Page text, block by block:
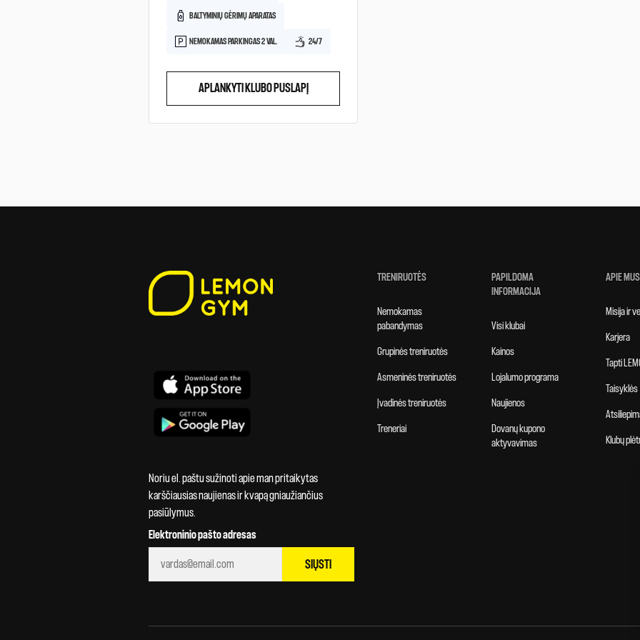
BALTYMINIŲ GĖRIMŲ APARATAS
NEMOKAMAS PARKINGAS 2 VAL. 24/7
APLANKYTI KLUBO PUSLAPĮ
Noriu el. paštu sužinoti apie man pritaikytas
karščiausias naujienas ir kvapą gniaužiančius
pasiūlymus.
Elektroninio pašto adresas
SIŲSTI
TRENIRUOTĖS
Nemokamas
pabandymas
Grupinės treniruotės
Asmeninės treniruotės
Įvadinės treniruotės
Treneriai
PAPILDOMA
INFORMACIJA
Visi klubai
Kainos
Lojalumo programa
Naujienos
Dovanų kupono
aktyvavimas
APIE MUS
Misija ir
Karjera
Tapti
Taisyklės
Klubų